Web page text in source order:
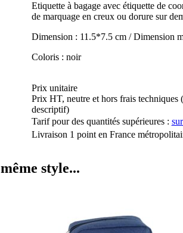
A
BAGAGE
Etiquette à bagage avec étiquette de
de marquage en creux ou dorure sur
Dimension : 11.5*7.5 cm / Dimension
Coloris : noir
Prix unitaire
Prix HT, neutre et hors frais techniques
descriptif)
Tarif pour des quantités supérieures :
Livraison 1 point en France
même style...